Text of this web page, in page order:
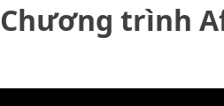
Chương trình